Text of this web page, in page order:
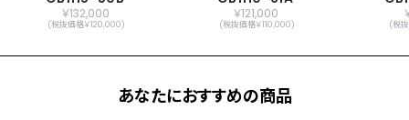
パーフェックス(JIS1種耐磁、衝撃検知機
￥132,000
(税抜価格￥120,000)
￥121,000
(税抜価格￥110,000) (税
あなたにおすすめの商品